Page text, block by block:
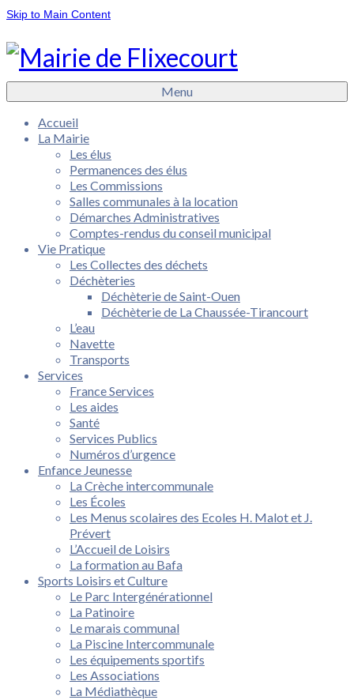
Skip to Main Content
Menu
Accueil
La Mairie
Les élus
Permanences des élus
Les Commissions
Salles communales à la location
Démarches Administratives
Comptes-rendus du conseil municipal
Vie Pratique
Les Collectes des déchets
Déchèteries
Déchèterie de Saint-Ouen
Déchèterie de La Chaussée-Tirancourt
L’eau
Navette
Transports
Services
France Services
Les aides
Santé
Services Publics
Numéros d’urgence
Enfance Jeunesse
La Crèche intercommunale
Les Écoles
Les Menus scolaires des Ecoles H. Malot et J.
Prévert
L’Accueil de Loisirs
La formation au Bafa
Sports Loisirs et Culture
Le Parc Intergénérationnel
La Patinoire
Le marais communal
La Piscine Intercommunale
Les équipements sportifs
Les Associations
La Médiathèque